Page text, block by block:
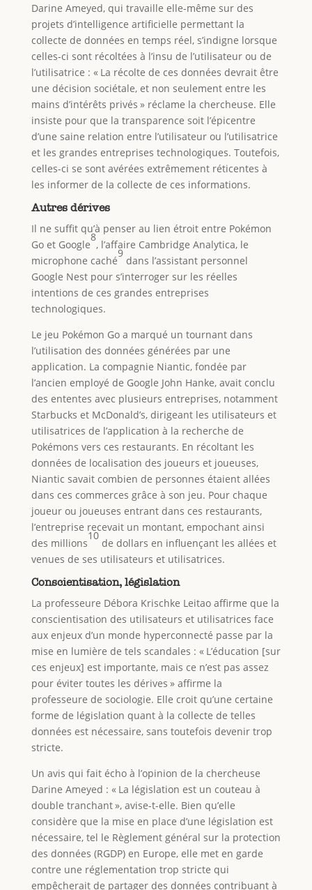
Darine Ameyed, qui travaille elle-même sur des
projets d’intelligence artificielle permettant la
collecte de données en temps réel, s’indigne lorsque
celles-ci sont récoltées à l’insu de l’utilisateur ou de
l’utilisatrice : « La récolte de ces données devrait être
une décision sociétale, et non seulement entre les
mains d’intérêts privés » réclame la chercheuse. Elle
insiste pour que la transparence soit l’épicentre
d’une saine relation entre l’utilisateur ou l’utilisatrice
et les grandes entreprises technologiques. Toutefois,
celles-ci se sont avérées extrêmement réticentes à
les informer de la collecte de ces informations.
Autres dérives
Il ne suffit qu’à penser au lien étroit entre Pokémon
Go et Google
8
, l’affaire Cambridge Analytica, le
microphone caché
9
dans l’assistant personnel
Google Nest pour s’interroger sur les réelles
intentions de ces grandes entreprises
technologiques.
Le jeu Pokémon Go a marqué un tournant dans
l’utilisation des données générées par une
application. La compagnie Niantic, fondée par
l’ancien employé de Google John Hanke, avait conclu
des ententes avec plusieurs entreprises, notamment
Starbucks et McDonald’s, dirigeant les utilisateurs et
utilisatrices de l’application à la recherche de
Pokémons vers ces restaurants. En récoltant les
données de localisation des joueurs et joueuses,
Niantic savait combien de personnes étaient allées
dans ces commerces grâce à son jeu. Pour chaque
joueur ou joueuses entrant dans ces restaurants,
l’entreprise recevait un montant, empochant ainsi
des millions
10
de dollars en influençant les allées et
venues de ses utilisateurs et utilisatrices.
Conscientisation, législation
La professeure Débora Krischke Leitao affirme que la
conscientisation des utilisateurs et utilisatrices face
aux enjeux d’un monde hyperconnecté passe par la
mise en lumière de tels scandales : « L’éducation [sur
ces enjeux] est importante, mais ce n’est pas assez
pour éviter toutes les dérives » affirme la
professeure de sociologie. Elle croit qu’une certaine
forme de législation quant à la collecte de telles
données est nécessaire, sans toutefois devenir trop
stricte.
Un avis qui fait écho à l’opinion de la chercheuse
Darine Ameyed : « La législation est un couteau à
double tranchant », avise-t-elle. Bien qu’elle
considère que la mise en place d’une législation est
nécessaire, tel le Règlement général sur la protection
des données (RGDP) en Europe, elle met en garde
contre une réglementation trop stricte qui
empêcherait de partager des données contribuant à